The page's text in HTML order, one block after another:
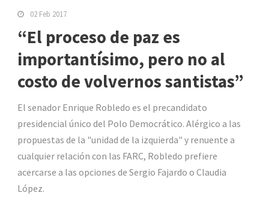
02 Feb 2017
“El proceso de paz es
importantísimo, pero no al
costo de volvernos santistas”
El senador Enrique Robledo es el precandidato
presidencial único del Polo Democrático. Alérgico a las
propuestas de la "unidad de la izquierda" y renuente a
cualquier relación con las FARC, Robledo prefiere
acercarse a las opciones de Sergio Fajardo o Claudia
López.